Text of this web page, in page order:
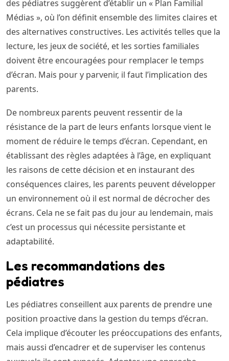
des pédiatres suggèrent d’établir un « Plan Familial
Médias », où l’on définit ensemble des limites claires et
des alternatives constructives. Les activités telles que la
lecture, les jeux de société, et les sorties familiales
doivent être encouragées pour remplacer le temps
d’écran. Mais pour y parvenir, il faut l’implication des
parents.
De nombreux parents peuvent ressentir de la
résistance de la part de leurs enfants lorsque vient le
moment de réduire le temps d’écran. Cependant, en
établissant des règles adaptées à l’âge, en expliquant
les raisons de cette décision et en instaurant des
conséquences claires, les parents peuvent développer
un environnement où il est normal de décrocher des
écrans. Cela ne se fait pas du jour au lendemain, mais
c’est un processus qui nécessite persistante et
adaptabilité.
Les recommandations des
pédiatres
Les pédiatres conseillent aux parents de prendre une
position proactive dans la gestion du temps d’écran.
Cela implique d’écouter les préoccupations des enfants,
mais aussi d’encadrer et de superviser les contenus